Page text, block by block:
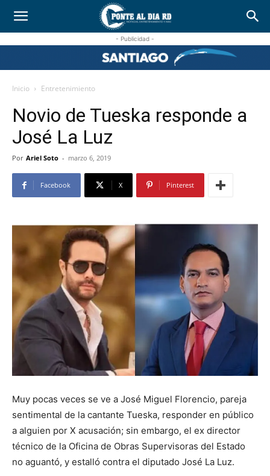
- Publicidad -
Inicio Entretenimiento
Novio de Tueska responde a
José La Luz
Por Ariel Soto - marzo 6, 2019
Facebook X Pinterest
Muy pocas veces se ve a José Miguel Florencio, pareja
sentimental de la cantante Tueska, responder en público
a alguien por X acusación; sin embargo, el ex director
técnico de la Oficina de Obras Supervisoras del Estado
no aguantó, y estalló contra el diputado José La Luz.